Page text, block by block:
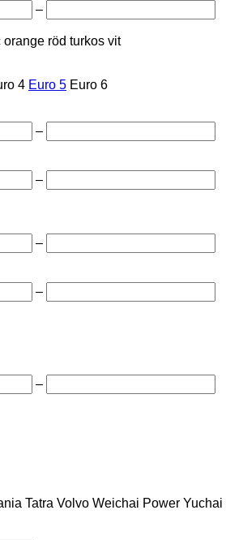
–
orange röd turkos vit
4 Euro 5 Euro 6
–
–
–
–
–
Tatra Volvo Weichai Power Yuchai